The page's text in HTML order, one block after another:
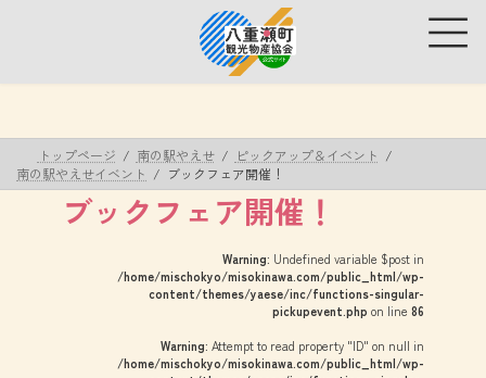
ス
ン
トップページ 南の駅やえせ
ピックアップ＆イベント
南の駅やえせイベント
ブックフェア開催！
ブックフェア開催！
Warning: Undefined variable $post in
/home/mischokyo/misokinawa.com/public_html/wp-
content/themes/yaese/inc/functions-singular-
pickupevent.php on line86
Warning: Attempt to read property "ID" on null in
/home/mischokyo/misokinawa.com/public_html/wp-